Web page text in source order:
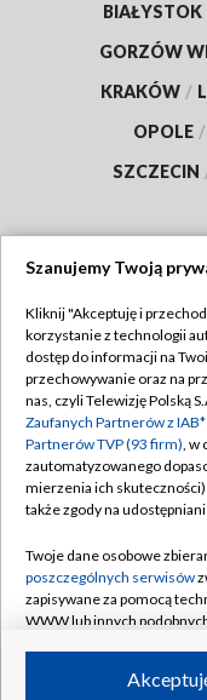
BIAŁYSTOK
GORZÓW
KRAKÓW /
OPOLE /
SZCZECIN
Abonament TVP
Emisja w TVP
Centrum informacji
Naziemna
Rada Programowa
System NOS
Informacje o
Program dla prasy
Szanujemy Twoją
Kliknij "Akceptuję i
korzystanie z technologii
dostęp do informacji na
przechowywanie oraz na
nas, czyli Telewizję Polską
Zaufanych Partnerów z
Partnerów TVP (93 firm), w
zautomatyzowanego
mierzenia ich
także zgody na
Twoje dane osobowe
poszczególnych serwisów
zapisywane za pomocą
WWW lub innych
ruchu w Internecie.